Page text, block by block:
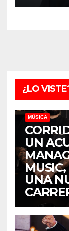
¿LO
MÚSICA
UN
MUSIC,
UNA